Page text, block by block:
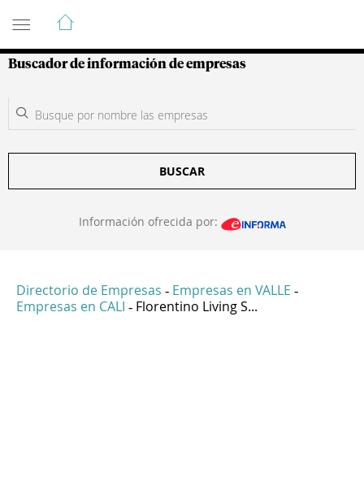
Guía de Empresas Colombianas
Buscador de información de empresas
BUSCAR
Información ofrecida por:
Directorio de Empresas - Empresas en VALLE -
Empresas en CALI - Florentino Living S...